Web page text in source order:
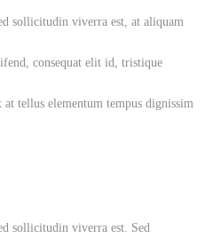
sollicitudin viverra est, at aliquam
consequat elit id, tristique
tellus elementum tempus dignissim
sollicitudin viverra est. Sed